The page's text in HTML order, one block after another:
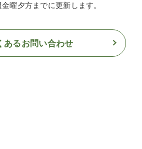
曜夕方までに更新します。
あるお問い合わせ